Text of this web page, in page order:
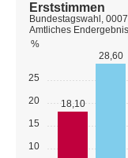
10
15
20
25
%
18,10
28,60
Erststimmen
Bundestagswahl,
Amtliches